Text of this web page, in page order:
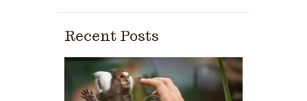
Recent Posts